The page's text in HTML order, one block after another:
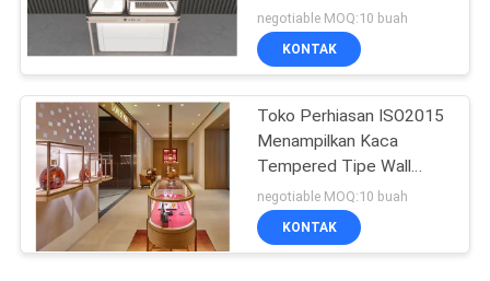
Rak Tampilan
Kosmetik
Aluminium
negotiable MOQ:10 buah
KONTAK
Toko Perhiasan ISO2015
Menampilkan Kaca
Tempered Tipe Wall
Hung 3C
negotiable MOQ:10 buah
KONTAK